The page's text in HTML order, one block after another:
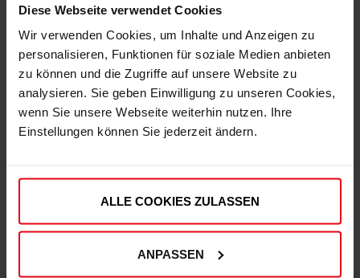
Diese Webseite verwendet Cookies
Wir verwenden Cookies, um Inhalte und Anzeigen zu
personalisieren, Funktionen für soziale Medien anbieten
zu können und die Zugriffe auf unsere Website zu
analysieren. Sie geben Einwilligung zu unseren Cookies,
wenn Sie unsere Webseite weiterhin nutzen. Ihre
Einstellungen können Sie jederzeit ändern.
ALLE COOKIES ZULASSEN
ANPASSEN
adidas Jogginghose "Lotzweg"
(13)
€ 69,95 € 59,95
adidas Pullover "Lotzweg" bordeaux
€ 74,95 € 54,95